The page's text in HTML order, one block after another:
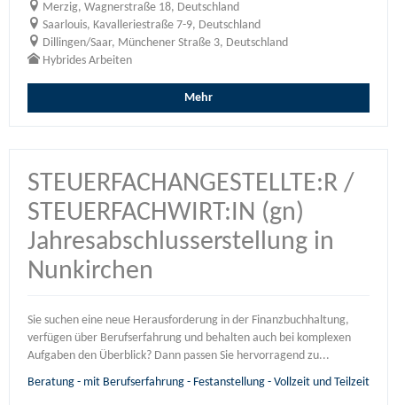
Merzig, Wagnerstraße 18, Deutschland
Saarlouis, Kavalleriestraße 7-9, Deutschland
Dillingen/Saar, Münchener Straße 3, Deutschland
Hybrides Arbeiten
Mehr
STEUERFACHANGESTELLTE:R /
STEUERFACHWIRT:IN (gn)
Jahresabschlusserstellung in
Nunkirchen
Sie suchen eine neue Herausforderung in der Finanzbuchhaltung,
verfügen über Berufserfahrung und behalten auch bei komplexen
Aufgaben den Überblick? Dann passen Sie hervorragend zu...
Beratung - mit Berufserfahrung - Festanstellung - Vollzeit und Teilzeit